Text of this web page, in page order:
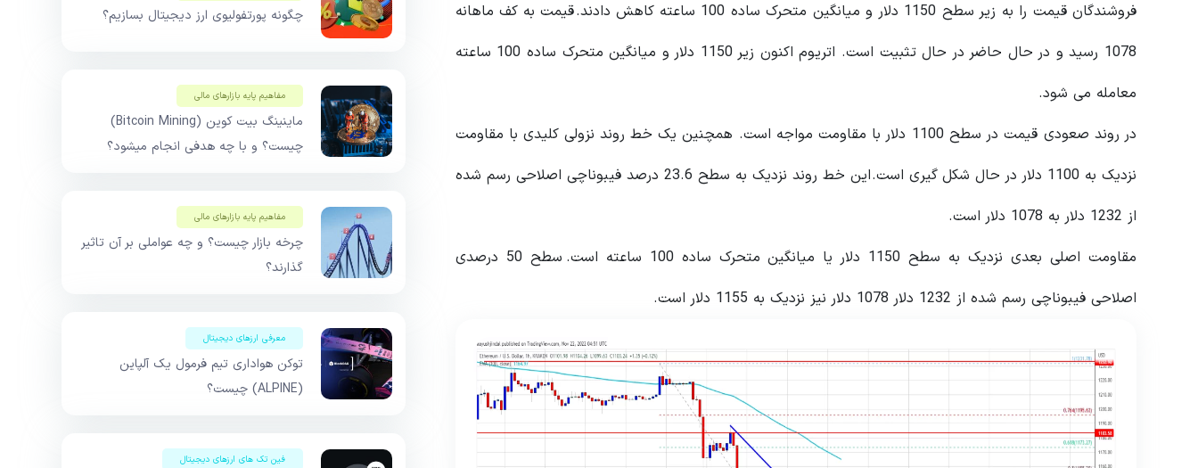
فروشندگان قیمت را به زیر سطح 1150 دلار و میانگین متحرک ساده 100 ساعته کاهش دادند. قیمت به کف ماهانه
1078 رسید و در حال حاضر در حال تثبیت است. اتریوم اکنون زیر 1150 دلار و میانگین متحرک ساده 100 ساعته
معامله می شود.
در روند صعودی قیمت در سطح 1100 دلار با مقاومت مواجه است. همچنین یک خط روند نزولی کلیدی با مقاومت
نزدیک به 1100 دلار در حال شکل گیری است. این خط روند نزدیک به سطح 23.6 درصد فیبوناچی اصلاحی رسم شده
از 1232 دلار به 1078 دلار است.
مقاومت اصلی بعدی نزدیک به سطح 1150 دلار یا میانگین متحرک ساده 100 ساعته است. سطح 50 درصدی
اصلاحی فیبوناچی رسم شده از 1232 دلار 1078 دلار نیز نزدیک به 1155 دلار است.
چگونه پورتفولیوی ارز دیجیتال بسازیم؟
مفاهیم پایه بازار‌های مالی
ماینینگ بیت کوین (Bitcoin Mining)
چیست؟ و با چه هدفی انجام میشود؟
مفاهیم پایه بازار‌های مالی
چرخه بازار چیست؟ و چه عواملی بر آن تاثیر
گذارند؟
معرفی ارزهای دیجیتال
توکن هواداری تیم فرمول یک آلپاین
(ALPINE) چیست؟
فین تک های ارزهای دیجیتال